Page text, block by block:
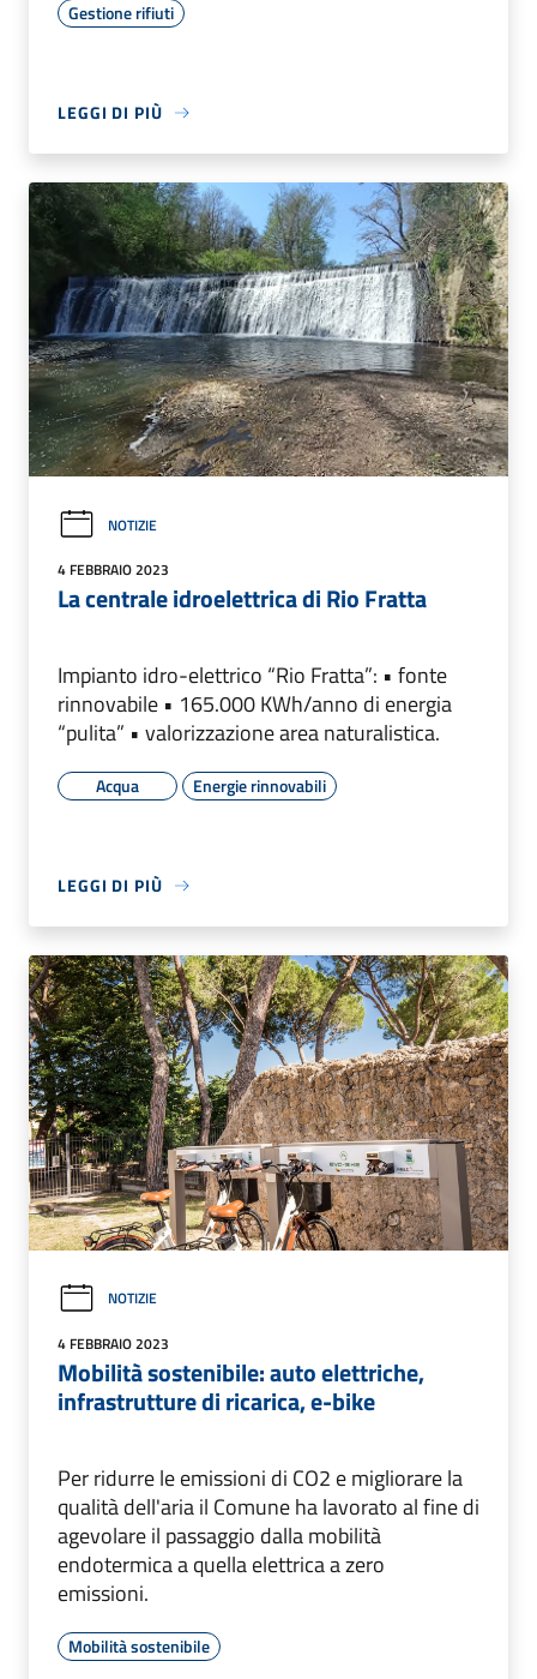
Gestione rifiuti
LEGGI DI PIÙ
NOTIZIE
4 FEBBRAIO 2023
La centrale idroelettrica di Rio Fratta
Impianto idro-elettrico “Rio Fratta”: • fonte
rinnovabile • 165.000 KWh/anno di energia
“pulita” • valorizzazione area naturalistica.
Acqua Energie rinnovabili
LEGGI DI PIÙ
NOTIZIE
4 FEBBRAIO 2023
Mobilità sostenibile: auto elettriche,
infrastrutture di ricarica, e-bike
Per ridurre le emissioni di CO2 e migliorare la
qualità dell'aria il Comune ha lavorato al fine di
agevolare il passaggio dalla mobilità
endotermica a quella elettrica a zero
emissioni.
Mobilità sostenibile